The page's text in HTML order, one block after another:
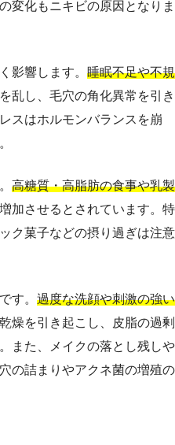
変化もニキビの原因となりま
影響します。 睡眠不足や不規
乱し、毛穴の角化異常を引き
スはホルモンバランスを崩
高糖質・高脂肪の食事や乳製
加させるとされています。特
ク菓子などの摂り過ぎは注意
す。 過度な洗顔や刺激の強い
燥を引き起こし、皮脂の過剰
また、メイクの落とし残しや
の詰まりやアクネ菌の増殖の